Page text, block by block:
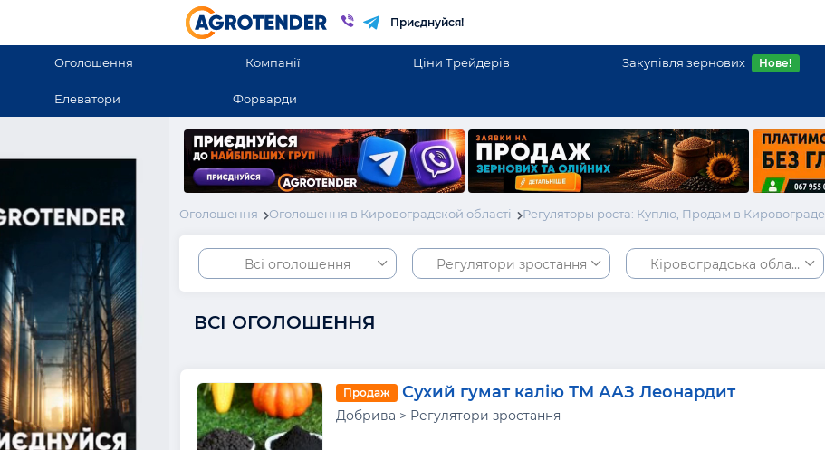
Приєднуйся!
Оголошення Компанії Ціни Трейдерів Закупівля зернових Нове!
Елеватори Форварди
Оголошення Оголошення в Кировоградской області Регуляторы роста: Куплю, Продам в Кировограде
Всі оголошення Регулятори зростання Кіровоградська область
ВСІ ОГОЛОШЕННЯ
Продаж Сухий гумат калію ТМ ААЗ Леонардит
Добрива > Регулятори зростання